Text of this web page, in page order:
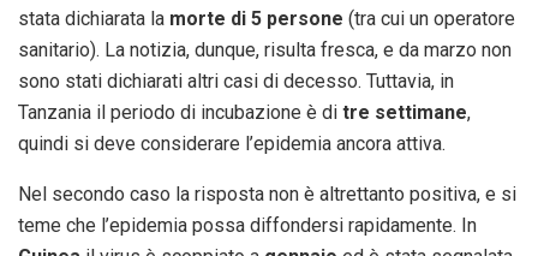
stata dichiarata la morte di 5 persone (tra cui un operatore
sanitario). La notizia, dunque, risulta fresca, e da marzo non
sono stati dichiarati altri casi di decesso. Tuttavia, in
Tanzania il periodo di incubazione è di tre settimane,
quindi si deve considerare l’epidemia ancora attiva.
Nel secondo caso la risposta non è altrettanto positiva, e si
teme che l’epidemia possa diffondersi rapidamente. In